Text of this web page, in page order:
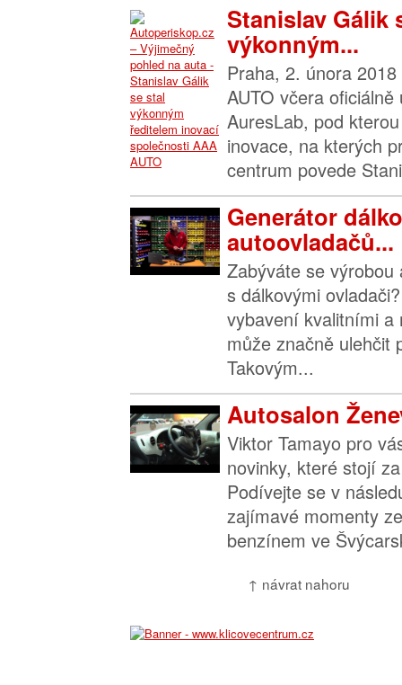
Stanislav Gálik
výkonným...
Praha, 2. února
AUTO včera
AuresLab, pod
inovace, na kterých
centrum povede
Generátor
autoovladačů...
Zabýváte se
s dálkovými
vybavení kvalitními
může značně ulehčit
Takovým...
Autosalon
Viktor Tamayo pro
novinky, které stojí
Podívejte se v
zajímavé momenty
benzínem ve
↑ návrat nahoru